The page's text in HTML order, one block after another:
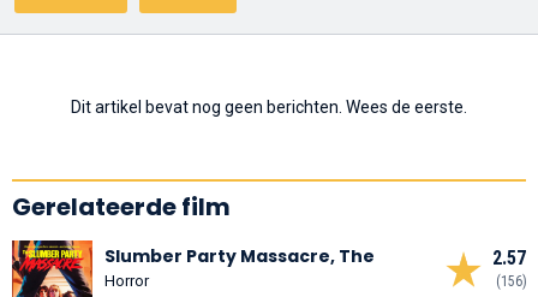
Dit artikel bevat nog geen berichten. Wees de eerste.
Gerelateerde film
2.57
(156)
Slumber Party Massacre, The
Horror